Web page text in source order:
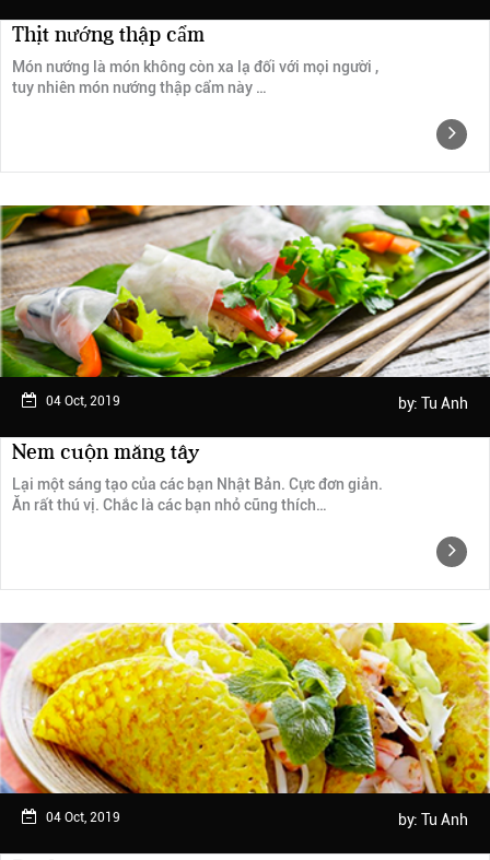
Thịt nướng thập cẩm
Món nướng là món không còn xa lạ đối với mọi người ,
tuy nhiên món nướng thập cẩm này …
04 Oct, 2019 by: Tu Anh
Nem cuộn măng tây
Lại một sáng tạo của các bạn Nhật Bản. Cực đơn giản.
Ăn rất thú vị. Chắc là các bạn nhỏ cũng thích…
04 Oct, 2019 by: Tu Anh